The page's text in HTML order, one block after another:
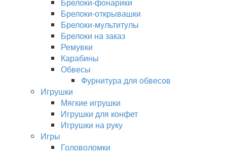
Брелоки-открывашки
Брелоки-мультитулы
Брелоки на заказ
Ремувки
Карабины
Обвесы
Фурнитура для обвесов
Игрушки
Мягкие игрушки
Игрушки для конфет
Игрушки на руку
Игры
Головоломки